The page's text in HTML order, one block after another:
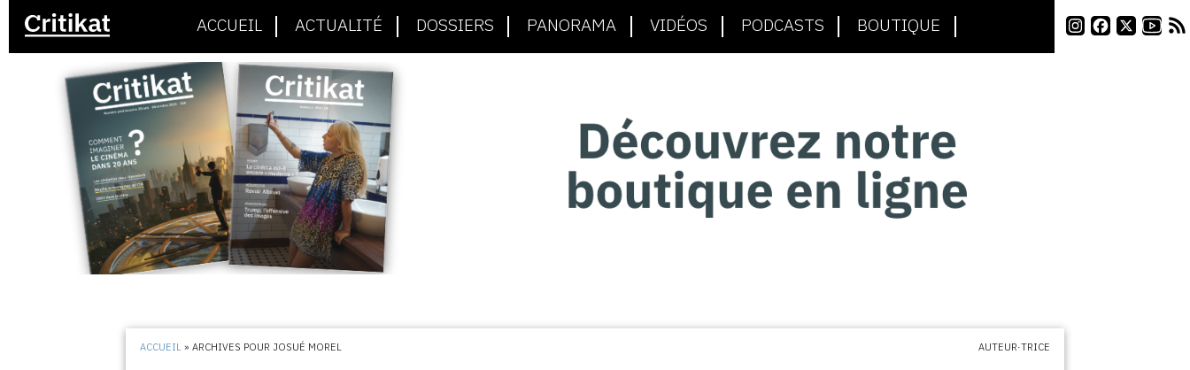
ACCUEIL ACTUALITÉ DOSSIERS PANORAMA VIDÉOS PODCASTS BOUTIQUE
ACCUEIL »ARCHIVES POUR JOSUÉ MOREL AUTEUR·TRICE